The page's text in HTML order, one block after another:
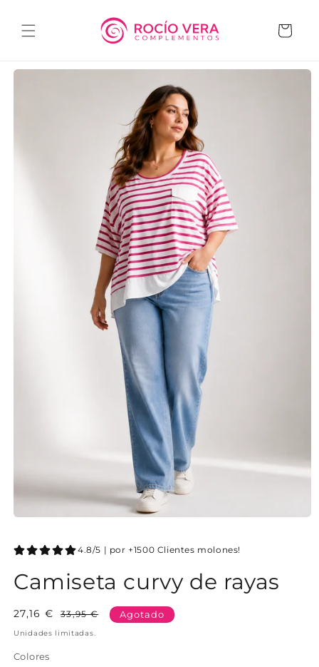
al contenido
Carrito
directamente
4.8/5 | por +1500 Clientes molones!
Camiseta curvy de rayas
Precio
33,95 €
Precio
27,16 € Agotado
Unidades limitadas.
Colores